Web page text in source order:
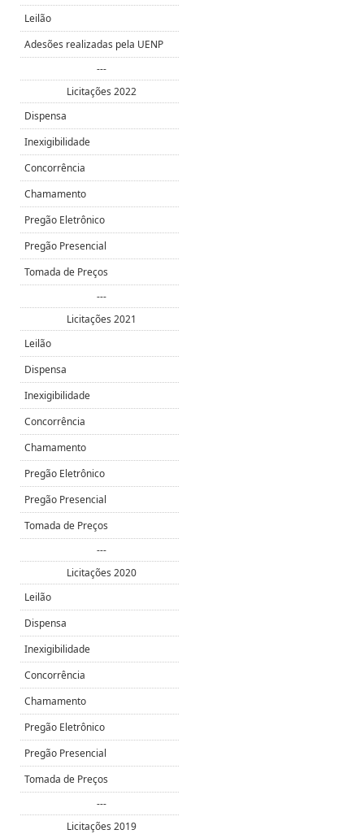
Leilão
Adesões realizadas pela UENP
---
Licitações 2022
Dispensa
Inexigibilidade
Concorrência
Chamamento
Pregão Eletrônico
Pregão Presencial
Tomada de Preços
---
Licitações 2021
Leilão
Dispensa
Inexigibilidade
Concorrência
Chamamento
Pregão Eletrônico
Pregão Presencial
Tomada de Preços
---
Licitações 2020
Leilão
Dispensa
Inexigibilidade
Concorrência
Chamamento
Pregão Eletrônico
Pregão Presencial
Tomada de Preços
---
Licitações 2019